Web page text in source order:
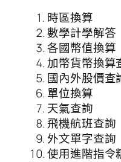
時區換算
數學計學解答
各國幣值換算
加幣貨幣換算
國內外股價查
單位換算
天氣查詢
飛機航班查詢
外文單字查詢
使用進階指令